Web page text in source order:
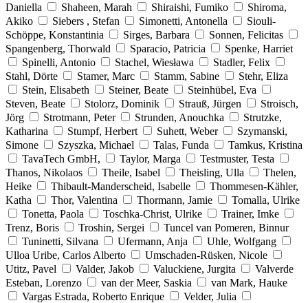
Daniella
Shaheen, Marah Shiraishi, Fumiko
Shiroma,
Akiko
Siebers , Stefan Simonetti, Antonella
Siouli-
Schöppe, Konstantinia
Sirges, Barbara
Sonnen, Felicitas
Spangenberg, Thorwald
Sparacio, Patricia
Spenke, Harriet
Spinelli, Antonio
Stachel, Wiesława
Stadler, Felix
Stahl, Dörte
Stamer, Marc Stamm, Sabine
Stehr, Eliza
Stein, Elisabeth
Steiner, Beate
Steinhübel, Eva
Steven, Beate
Stolorz, Dominik Strauß, Jürgen
Stroisch,
Jörg
Strotmann, Peter Strunden, Anouchka
Strutzke,
Katharina
Stumpf, Herbert Suhett, Weber
Szymanski,
Simone
Szyszka, Michael Talas, Funda
Tamkus, Kristina
TavaTech GmbH,
Taylor, Marga
Testmuster, Testa
Thanos, Nikolaos
Theile, Isabel Theisling, Ulla
Thelen,
Heike
Thibault-Manderscheid, Isabelle
Thommesen-Kähler,
Katha
Thor, Valentina Thormann, Jamie
Tomalla, Ulrike
Tonetta, Paola
Toschka-Christ, Ulrike
Trainer, Imke
Trenz, Boris
Troshin, Sergei
Tuncel van Pomeren, Binnur
Tuninetti, Silvana
Ufermann, Anja
Uhle, Wolfgang
Ulloa Uribe, Carlos Alberto
Umschaden-Rüsken, Nicole
Utitz, Pavel
Valder, Jakob Valuckiene, Jurgita
Valverde
Esteban, Lorenzo
van der Meer, Saskia
van Mark, Hauke
Vargas Estrada, Roberto Enrique
Velder, Julia